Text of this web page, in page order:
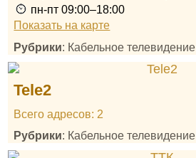
пн-пт 09:00–18:00
Показать на карте
Рубрики: Кабельное телевидение
Tele2
Всего адресов: 2
Рубрики: Кабельное телевидение